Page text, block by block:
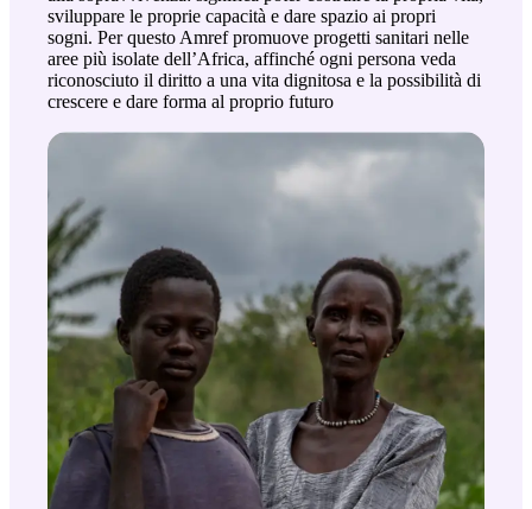
sviluppare le proprie capacità e dare spazio ai propri
sogni. Per questo Amref promuove progetti sanitari nelle
aree più isolate dell’Africa, affinché ogni persona veda
riconosciuto il diritto a una vita dignitosa e la possibilità di
crescere e dare forma al proprio futuro